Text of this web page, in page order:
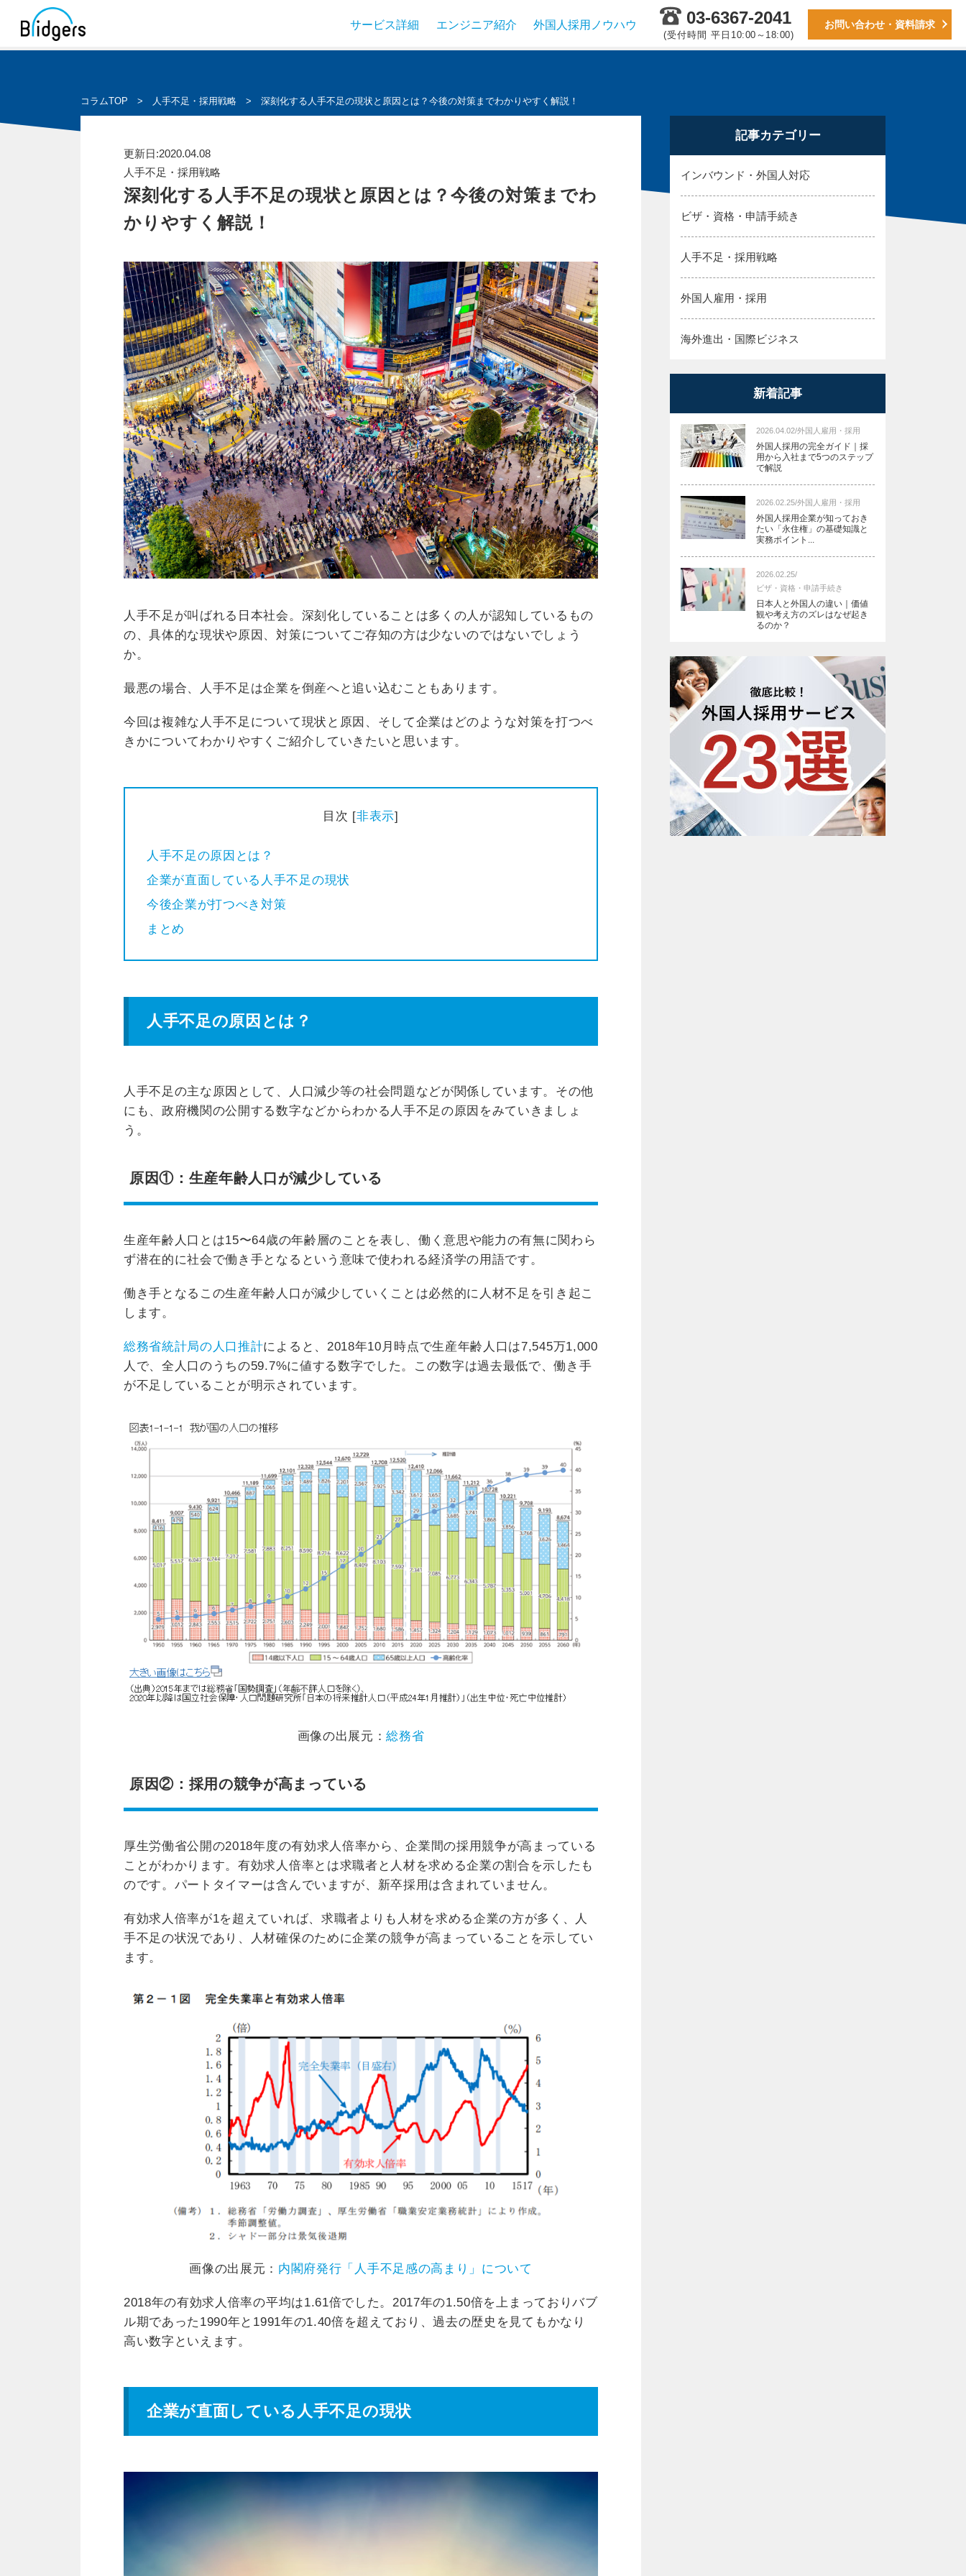
お問い合わせ・資料請求
03-6367-2041
(受付時間 平日 10:00～18:00)
サービス詳細 エンジニア紹介 外国人採用ノウハウ
コラムTOP > 人手不足・採用戦略 > 深刻化する人手不足の現状と原因とは？今後の対策までわかりやすく解説！
更新日:2020.04.08
人手不足・採用戦略
深刻化する人手不足の現状と原因とは？今後の対策までわ
かりやすく解説！
人手不足が叫ばれる日本社会。深刻化していることは多くの人が認知しているもの
の、具体的な現状や原因、対策についてご存知の方は少ないのではないでしょう
か。
最悪の場合、人手不足は企業を倒産へと追い込むこともあります。
今回は複雑な人手不足について現状と原因、そして企業はどのような対策を打つべ
きかについてわかりやすくご紹介していきたいと思います。
目次 [非表示]
人手不足の原因とは？
企業が直面している人手不足の現状
今後企業が打つべき対策
まとめ
人手不足の原因とは？
人手不足の主な原因として、人口減少等の社会問題などが関係しています。その他
にも、政府機関の公開する数字などからわかる人手不足の原因をみていきましょ
う。
原因①：生産年齢人口が減少している
生産年齢人口とは15〜64歳の年齢層のことを表し、働く意思や能力の有無に関わら
ず潜在的に社会で働き手となるという意味で使われる経済学の用語です。
働き手となるこの生産年齢人口が減少していくことは必然的に人材不足を引き起こ
します。
総務省統計局の人口推計によると、2018年10月時点で生産年齢人口は7,545万1,000
人で、全人口のうちの59.7%に値する数字でした。この数字は過去最低で、働き手
が不足していることが明示されています。
画像の出展元：総務省
原因②：採用の競争が高まっている
厚生労働省公開の2018年度の有効求人倍率から、企業間の採用競争が高まっている
ことがわかります。有効求人倍率とは求職者と人材を求める企業の割合を示したも
のです。パートタイマーは含んでいますが、新卒採用は含まれていません。
有効求人倍率が1を超えていれば、求職者よりも人材を求める企業の方が多く、人
手不足の状況であり、人材確保のために企業の競争が高まっていることを示してい
ます。
画像の出展元： 内閣府発行「人手不足感の高まり」について
2018年の有効求人倍率の平均は1.61倍でした。2017年の1.50倍を上まっておりバブ
ル期であった1990年と1991年の1.40倍を超えており、過去の歴史を見てもかなり
高い数字といえます。
企業が直面している人手不足の現状
記事カテゴリー
インバウンド・外国人対応
ビザ・資格・申請手続き
人手不足・採用戦略
外国人雇用・採用
海外進出・国際ビジネス
新着記事
2026.04.02/外国人雇用・採用
外国人採用の完全ガイド｜採
用から入社まで5つのステップ
で解説
2026.02.25/外国人雇用・採用
外国人採用企業が知っておき
たい「永住権」の基礎知識と
実務ポイント...
2026.02.25/
ビザ・資格・申請手続き
日本人と外国人の違い｜価値
観や考え方のズレはなぜ起き
るのか？